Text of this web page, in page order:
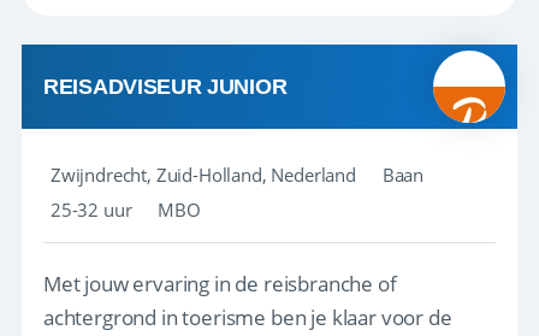
REISADVISEUR JUNIOR
Zwijndrecht, Zuid-Holland, Nederland
Baan
25-32 uur
MBO
Met jouw ervaring in de reisbranche of
achtergrond in toerisme ben je klaar voor de